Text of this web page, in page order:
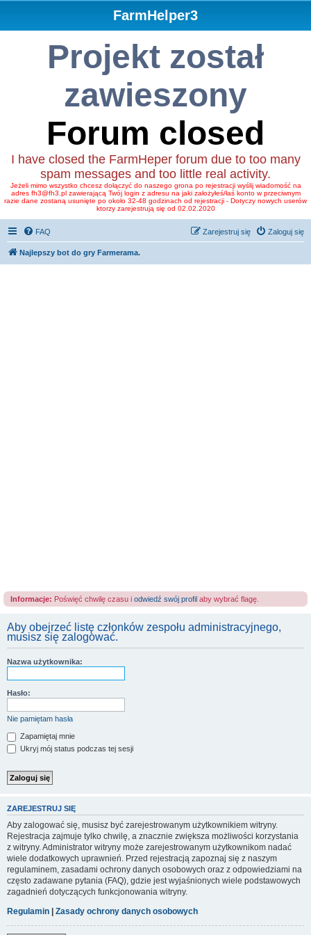
FarmHelper3
Projekt został
zawieszony
Forum closed
I have closed the FarmHeper forum due to too many
spam messages and too little real activity.
Jeżeli mimo wszystko chcesz dołączyć do naszego grona po rejestracji wyślij wiadomość na
adres fh3@fh3.pl zawierającą Twój login z adresu na jaki założyłeś/łaś konto w przeciwnym
razie dane zostaną usunięte po około 32-48 godzinach od rejestracji - Dotyczy nowych userów
ktorzy zarejestrują się od 02.02.2020
FAQ Zaloguj się
Zarejestruj się
Najlepszy bot do gry Farmerama.
Informacje: Poświęć chwilę czasu i odwiedź swój profil aby wybrać flagę.
Aby obejrzeć listę członków zespołu administracyjnego,
musisz się zalogować.
Nazwa użytkownika:
Hasło:
Nie pamiętam hasła
Zapamiętaj mnie
Ukryj mój status podczas tej sesji
ZAREJESTRUJ SIĘ
Aby zalogować się, musisz być zarejestrowanym użytkownikiem witryny.
Rejestracja zajmuje tylko chwilę, a znacznie zwiększa możliwości korzystania
z witryny. Administrator witryny może zarejestrowanym użytkownikom nadać
wiele dodatkowych uprawnień. Przed rejestracją zapoznaj się z naszym
regulaminem, zasadami ochrony danych osobowych oraz z odpowiedziami na
często zadawane pytania (FAQ), gdzie jest wyjaśnionych wiele podstawowych
zagadnień dotyczących funkcjonowania witryny.
Regulamin | Zasady ochrony danych osobowych